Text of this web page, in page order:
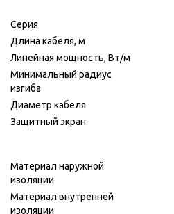
Серия
Длина кабеля, м
Линейная мощность, Вт/м
Минимальный радиус
изгиба
Диаметр кабеля
Защитный экран
Материал наружной
изоляции
Материал внутренней
изоляции